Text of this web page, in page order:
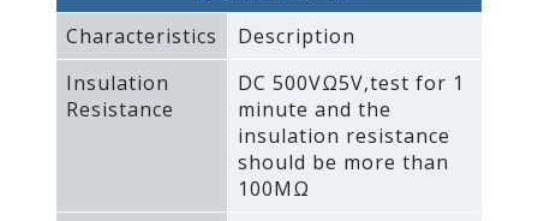
Characteristics
Description
Insulation
Resistance
DC 500VΩ5V‚test for 1
minute and the
insulation resistance
should be more than
100MΩ